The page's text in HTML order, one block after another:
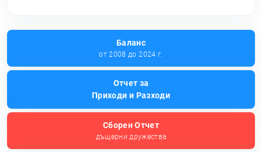
Баланс
от 2008 до 2024 г.
Отчет за
Приходи и Разходи
Сборен Отчет
дъщерни дружества